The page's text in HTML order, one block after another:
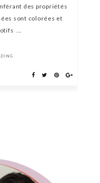
des propriétés
sont colorées et
...